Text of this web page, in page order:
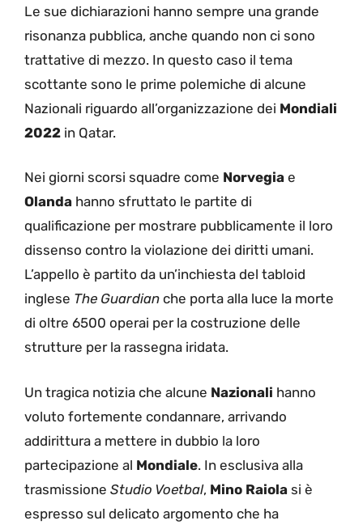
Le sue dichiarazioni hanno sempre una grande
risonanza pubblica, anche quando non ci sono
trattative di mezzo. In questo caso il tema
scottante sono le prime polemiche di alcune
Nazionali riguardo all’organizzazione dei Mondiali
2022 in Qatar.
Nei giorni scorsi squadre come Norvegia e
Olanda hanno sfruttato le partite di
qualificazione per mostrare pubblicamente il loro
dissenso contro la violazione dei diritti umani.
L’appello è partito da un’inchiesta del tabloid
inglese The Guardian che porta alla luce la morte
di oltre 6500 operai per la costruzione delle
strutture per la rassegna iridata.
Un tragica notizia che alcune Nazionali hanno
voluto fortemente condannare, arrivando
addirittura a mettere in dubbio la loro
partecipazione al Mondiale. In esclusiva alla
trasmissione Studio Voetbal, Mino Raiola si è
espresso sul delicato argomento che ha